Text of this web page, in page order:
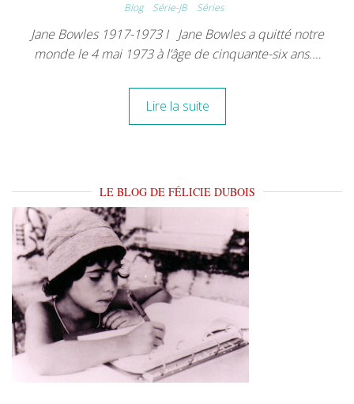
Blog Série-JB Séries
Jane Bowles 1917-1973 I Jane Bowles a quitté notre
monde le 4 mai 1973 à l’âge de cinquante-six ans.…
Lire la suite
LE BLOG DE FÉLICIE DUBOIS